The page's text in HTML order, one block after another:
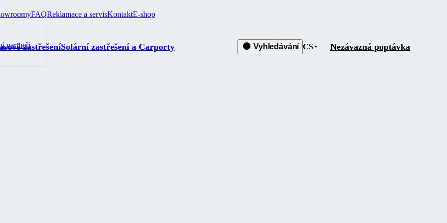
partneři
FAQReklamace a servisKontaktE-shop
zastřešeníSolární zastřešení a Carporty Vyhledávání CS Nezávazná poptávka